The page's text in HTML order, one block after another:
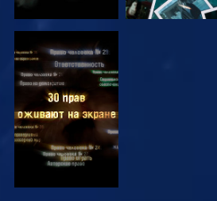
СМОТРЕТЬ